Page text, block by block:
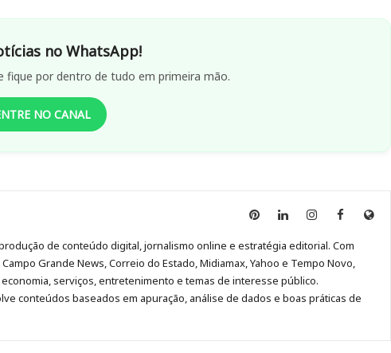
no WhatsApp!
fique por dentro de tudo em primeira mão.
NO CANAL
Anny
no
Pinterest
Anny
no
LinkedIn
Anny
no
Instagram
Anny
no
Facebook
Site
de conteúdo digital, jornalismo online e estratégia editorial. Com
Grande News, Correio do Estado, Midiamax, Yahoo e Tempo Novo,
serviços, entretenimento e temas de interesse público.
conteúdos baseados em apuração, análise de dados e boas práticas de